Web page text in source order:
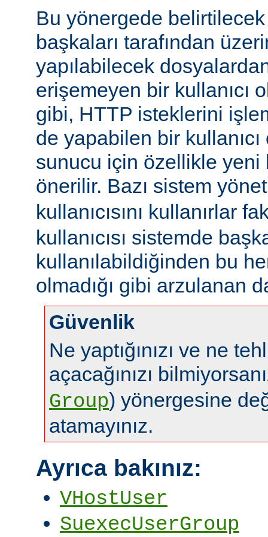
Bu yönergede belirtilecek
başkaları tarafından
yapılabilecek
erişemeyen bir kullanıcı
gibi, HTTP isteklerini
de yapabilen bir kullanıcı
sunucu için özellikle yeni
önerilir. Bazı sistem
kullanıcısını kullanırlar
kullanıcısı sistemde
kullanılabildiğinden bu
olmadığı gibi arzulanan
Güvenlik
Ne yaptığınızı ve ne
açacağınızı
Group) yönergesine
atamayınız.
Ayrıca bakınız:
VHostUser
SuexecUserGroup